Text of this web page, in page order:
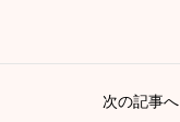
次の記事へ